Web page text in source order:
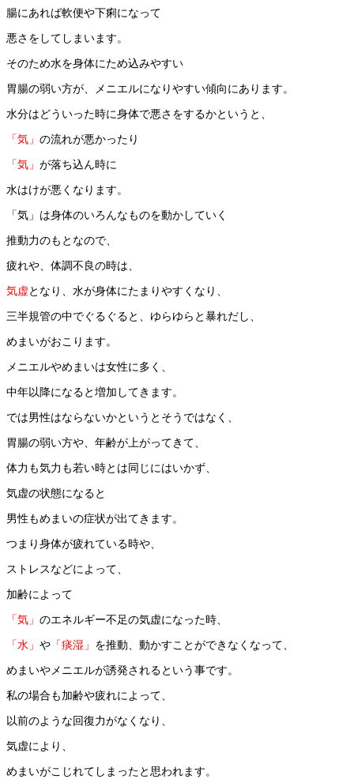
腸にあれば軟便や下痢になって
悪さをしてしまいます。
そのため水を身体にため込みやすい
胃腸の弱い方が、メニエルになりやすい傾向にあります。
水分はどういった時に身体で悪さをするかというと、
「気」 の流れが悪かったり
「気」 が落ち込ん時に
水はけが悪くなります。
「気」は身体のいろんなものを動かしていく
推動力のもとなので、
疲れや、体調不良の時は、
気虚となり、水が身体にたまりやすくなり、
三半規管の中でぐるぐると、ゆらゆらと暴れだし、
めまいがおこります。
メニエルやめまいは女性に多く、
中年以降になると増加してきます。
では男性はならないかというとそうではなく、
胃腸の弱い方や、年齢が上がってきて、
体力も気力も若い時とは同じにはいかず、
気虚の状態になると
男性もめまいの症状が出てきます。
つまり身体が疲れている時や、
ストレスなどによって、
加齢によって
「気」 のエネルギー不足の気虚になった時、
「水」 や 「痰湿」 を推動、動かすことができなくなって、
めまいやメニエルが誘発されるという事です。
私の場合も加齢や疲れによって、
以前のような回復力がなくなり、
気虚により、
めまいがこじれてしまったと思われます。